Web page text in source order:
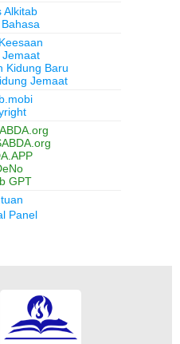
Alkitab
Jemaat
Kidung Baru
Jemaat
GPT
Panel